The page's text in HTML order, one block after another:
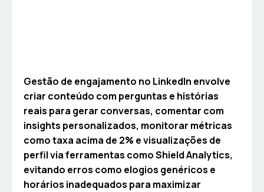
Gestão de engajamento no LinkedIn envolve
criar conteúdo com perguntas e histórias
reais para gerar conversas, comentar com
insights personalizados, monitorar métricas
como taxa acima de 2% e visualizações de
perfil via ferramentas como Shield Analytics,
evitando erros como elogios genéricos e
horários inadequados para maximizar